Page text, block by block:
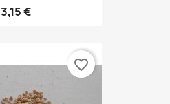
3,15 €
favorite_border